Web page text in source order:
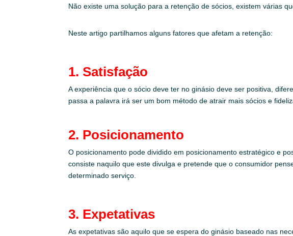
Não existe uma solução para a retenção de sócios, existem várias
Neste artigo partilhamos alguns fatores que afetam a retenção:
1. Satisfação
A experiência que o sócio deve ter no ginásio deve ser positiva,
passa a palavra irá ser um bom método de atrair mais sócios e
2. Posicionamento
O posicionamento pode dividido em posicionamento estratégico e
consiste naquilo que este divulga e pretende que o consumidor
determinado serviço.
3. Expetativas
As expetativas são aquilo que se espera do ginásio baseado nas